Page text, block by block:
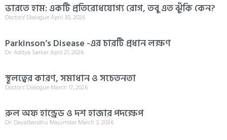
ভারতে হাম: একটি প্রতিরোধযোগ্য রোগ, তবু এত ঝুঁকি কেন?
Doctors' DialogueApril 30, 2026
Parkinson’s Disease -এর চারটি প্রধান লক্ষণ
Dr. Aditya SarkarApril 21, 2026
স্থূলত্বের কারণ, সমাধান ও সচেতনতা
Doctors' Dialogue March 17, 2026
রুল অফ হান্ড্রেড ও দশ হাজার পদক্ষেপ
Dr. Dayalbandhu Majumdar March 3, 2026